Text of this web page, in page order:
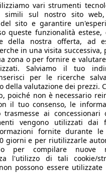
vari strumenti
simili sul nostro sito
sito e garantire
queste funzionalità estese,
della nostra offerta, ad
in una visita successiva,
zona o per fornire e
Salviamo il tuo
per le ricerche
della valutazione dei prezzi.
poiché non è necessario
il tuo consenso, le
trasmesse ai concessionari
vengono utilizzati dai
fornite durante
giorni e per riutilizzarle
per compilare nuove
l'utilizzo di tali cookie/
possono essere